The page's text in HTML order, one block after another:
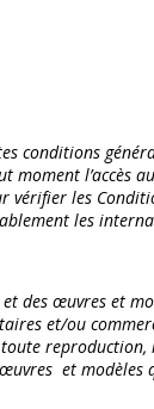
conditions
l’accès
les
les
œuvres et
et/ou
et